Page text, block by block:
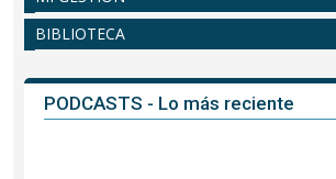
BIBLIOTECA
PODCASTS - Lo más reciente